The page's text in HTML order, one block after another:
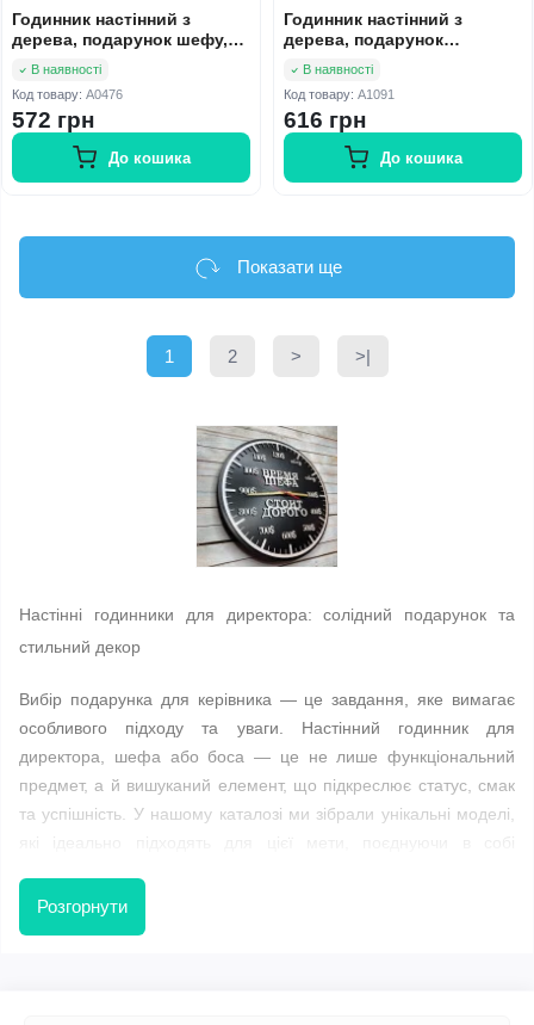
Годинник настінний з
дерева, подарунок шефу,
подарунок босу hwd-A0476
В наявності
Код товару: A0476
572 грн
До кошика
Годинник настінний з
дерева, подарунок
нотаріусу HWD-A1091
В наявності
Код товару: A1091
616 грн
До кошика
Показати ще
1 2 > >|
Настінні годинники для директора: солідний подарунок та
стильний декор
Вибір подарунка для керівника — це завдання, яке вимагає
особливого підходу та уваги. Настінний годинник для
директора, шефа або боса — це не лише функціональний
предмет, а й вишуканий елемент, що підкреслює статус, смак
та успішність. У нашому каталозі ми зібрали унікальні моделі,
Ексклюзивні годинники в кабінет керівника
Розгорнути